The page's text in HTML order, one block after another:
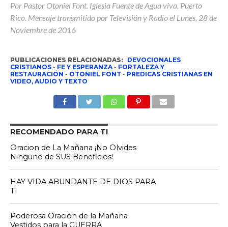
Por Pastor Otoniel Font. Iglesia Fuente de Agua viva. Puerto
Rico. Mensaje transmitido por Televisión y Radio el Lunes, 28 de
Noviembre de 2016
PUBLICACIONES RELACIONADAS: DEVOCIONALES
CRISTIANOS- FE Y ESPERANZA- FORTALEZA Y
RESTAURACIÓN - OTONIEL FONT - PREDICAS CRISTIANAS EN
VIDEO, AUDIO Y TEXTO
RECOMENDADO PARA TI
Oracion de La Mañana ¡No Olvides
Ninguno de SUS Beneficios!
HAY VIDA ABUNDANTE DE DIOS PARA
TI
Poderosa Oración de la Mañana
Vestidos para la GUERRA